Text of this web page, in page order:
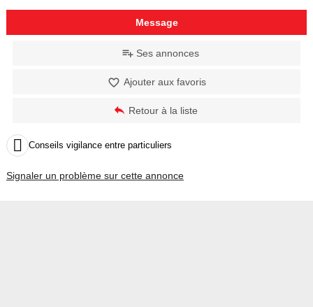
Message
Ses annonces
Ajouter aux favoris
Retour à la liste
 Conseils vigilance entre particuliers
Signaler un problème sur cette annonce